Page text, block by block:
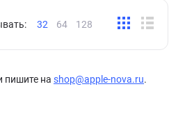
32 64 128
пишите на shop@apple-nova.ru.